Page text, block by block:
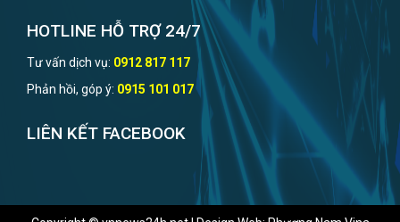
HOTLINE HỖ TRỢ 24/7
Tư vấn dịch vụ: 0912 817 117
Phản hồi, góp ý: 0915 101 017
LIÊN KẾT FACEBOOK